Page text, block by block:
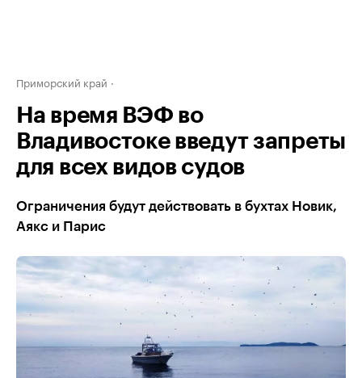
Приморский край
На время ВЭФ во
Владивостоке введут запреты
для всех видов судов
Ограничения будут действовать в бухтах Новик,
Аякс и Парис